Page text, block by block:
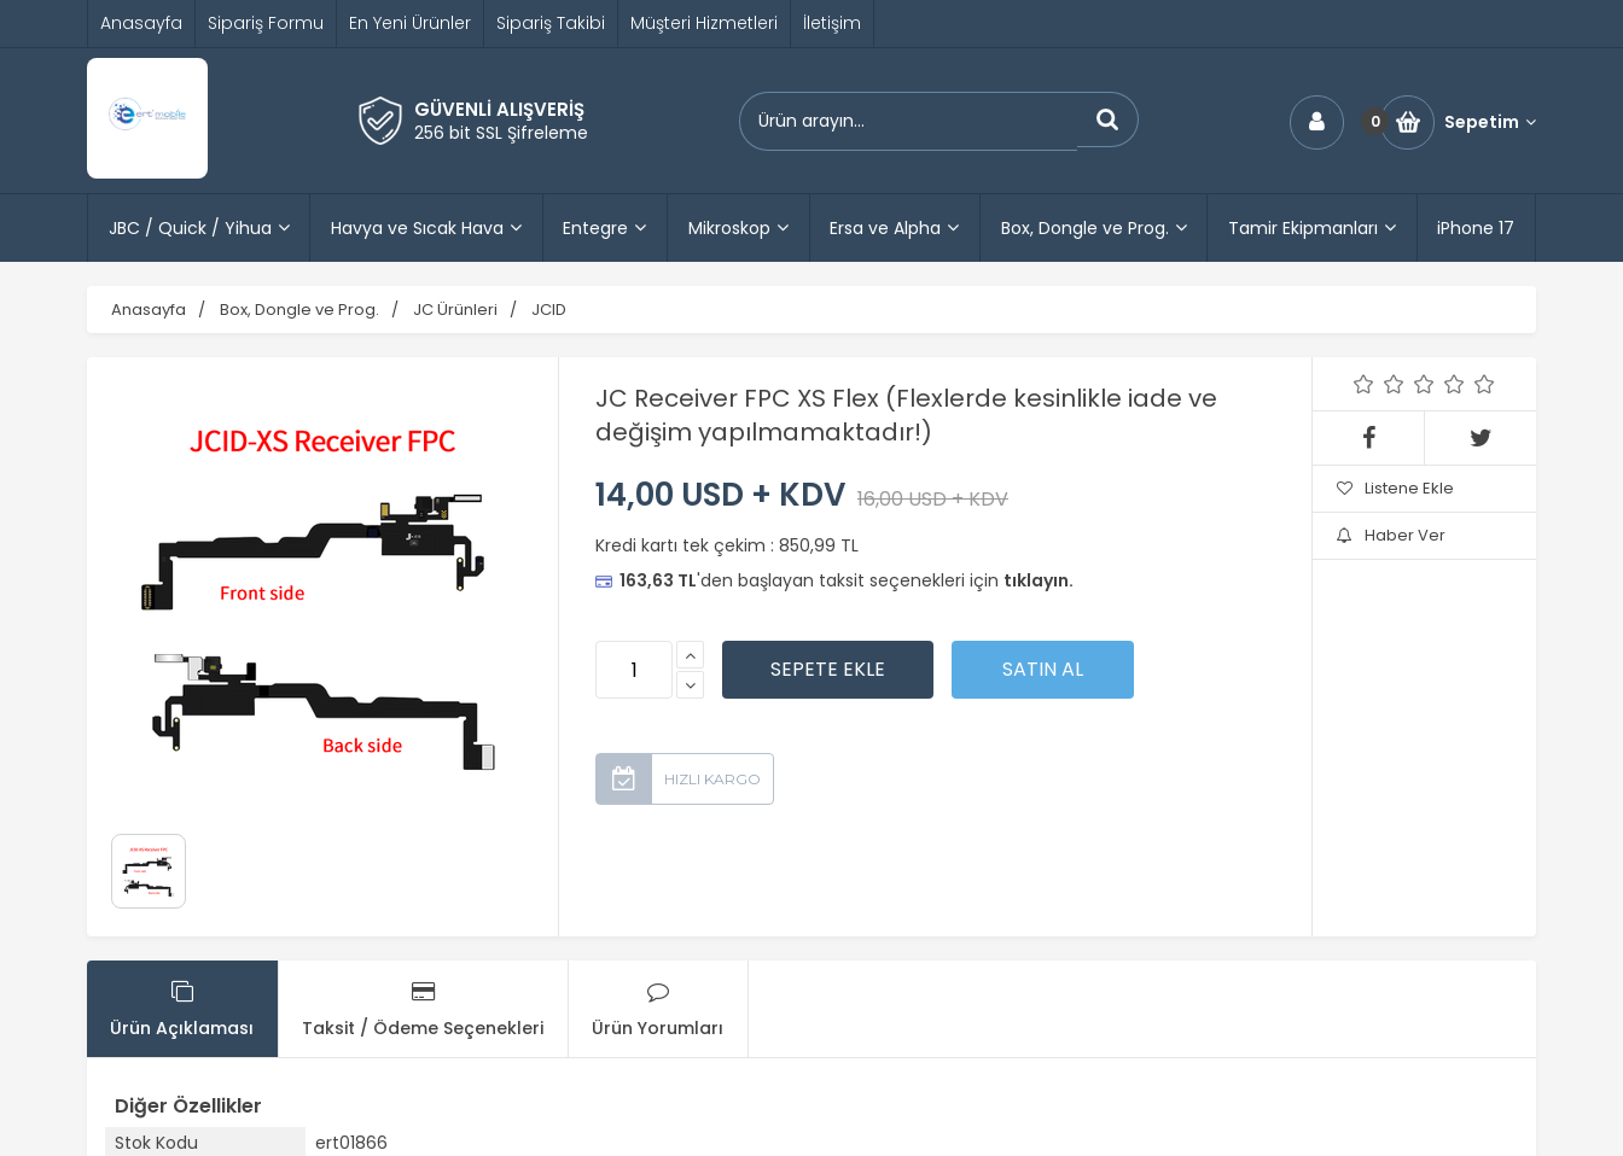
Anasayfa Sipariş Formu En Yeni Ürünler Sipariş Takibi Müşteri Hizmetleri İletişim
GÜVENLİ ALIŞVERİŞ
256 bit SSL Şifreleme 0 Sepetim
JBC / Quick / Yihua Havya ve Sıcak Hava Entegre Mikroskop Ersa ve Alpha Box, Dongle ve Prog. Tamir Ekipmanları iPhone 17
Anasayfa Box, Dongle ve Prog. JC Ürünleri JCID
JC Receiver FPC XS Flex (Flexlerde kesinlikle iade ve
değişim yapılmamaktadır!)
14,00 USD + KDV 16,00 USD + KDV
Kredi kartı tek çekim : 850,99 TL
163,63 TL'den başlayan taksit seçenekleri için tıklayın.
Listene Ekle
Haber Ver
Ürün Açıklaması Taksit / Ödeme Seçenekleri Ürün Yorumları
Diğer Özellikler
Stok Kodu
ert01866